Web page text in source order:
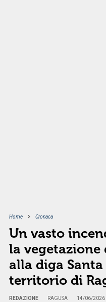
Home Cronaca
Un vasto
la vegetazione
alla diga
territorio di
REDAZIONE RAGUSA 14/06/2026